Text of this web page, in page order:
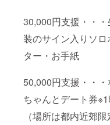
30,000円支援・・
装のサイン入りソロ
ター・お手紙
50,000円支援・・・
ちゃんとデート券
（場所は都内近郊